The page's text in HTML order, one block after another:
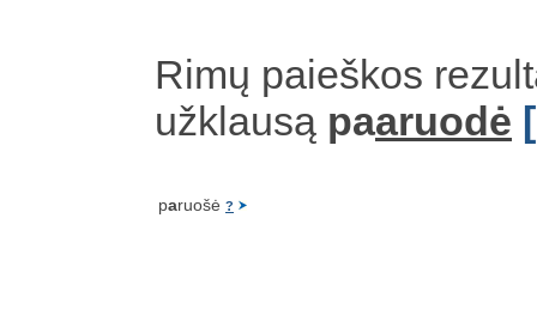
Rimų paieškos
užklausą paaruodė
paruošė ?